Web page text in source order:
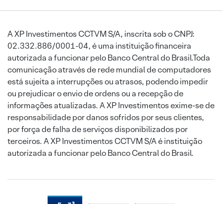
A XP Investimentos CCTVM S/A, inscrita sob o CNPJ:
02.332.886/0001-04, é uma instituição financeira
autorizada a funcionar pelo Banco Central do Brasil.Toda
comunicação através de rede mundial de computadores
está sujeita a interrupções ou atrasos, podendo impedir
ou prejudicar o envio de ordens ou a recepção de
informações atualizadas. A XP Investimentos exime-se de
responsabilidade por danos sofridos por seus clientes,
por força de falha de serviços disponibilizados por
terceiros. A XP Investimentos CCTVM S/A é instituição
autorizada a funcionar pelo Banco Central do Brasil.